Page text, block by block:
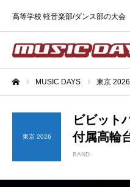
高等学校 軽音楽部/ダンス部の大会
MUSIC DAYS 東京 2026
東京 2026
ビビット
付属高輪
BAND